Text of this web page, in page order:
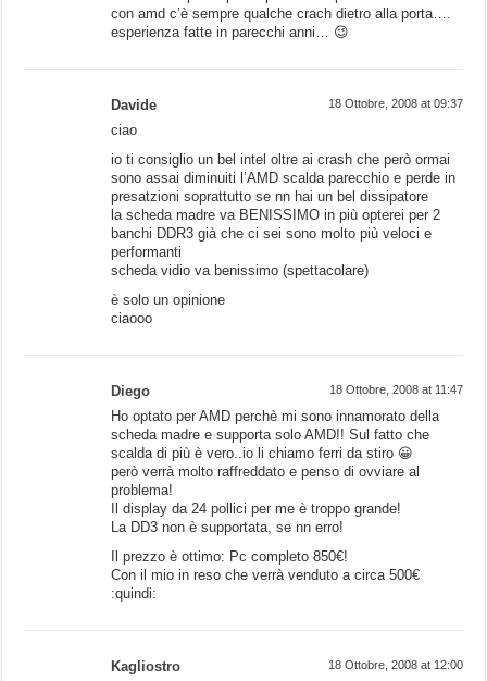
con amd c’è sempre qualche crach dietro alla porta….
esperienza fatte in parecchi anni… 😉
Davide 18 Ottobre, 2008 at 09:37
ciao
io ti consiglio un bel intel oltre ai crash che però ormai
sono assai diminuiti l’AMD scalda parecchio e perde in
presatzioni soprattutto se nn hai un bel dissipatore
la scheda madre va BENISSIMO in più opterei per 2
banchi DDR3 già che ci sei sono molto più veloci e
performanti
scheda vidio va benissimo (spettacolare)
è solo un opinione
ciaooo
Diego 18 Ottobre, 2008 at 11:47
Ho optato per AMD perchè mi sono innamorato della
scheda madre e supporta solo AMD!! Sul fatto che
scalda di più è vero..io li chiamo ferri da stiro 😀
però verrà molto raffreddato e penso di ovviare al
problema!
Il display da 24 pollici per me è troppo grande!
La DD3 non è supportata, se nn erro!
Il prezzo è ottimo: Pc completo 850€!
Con il mio in reso che verrà venduto a circa 500€
:quindi:
Kagliostro 18 Ottobre, 2008 at 12:00